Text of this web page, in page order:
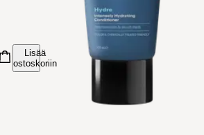
Lisää
ostoskoriin